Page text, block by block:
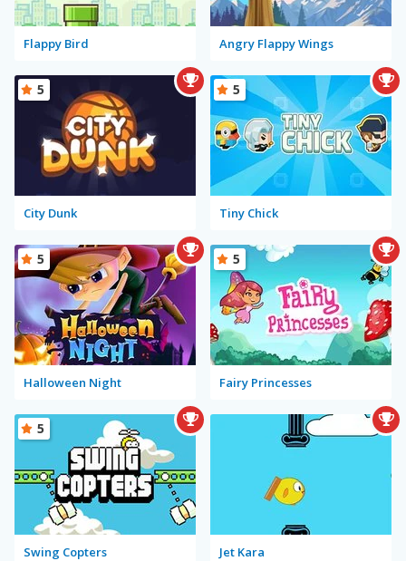
Flappy Bird Angry Flappy Wings
City Dunk
5
Tiny Chick
5
Halloween Night
5
Fairy Princesses
5
Swing Copters
5
Jet Kara